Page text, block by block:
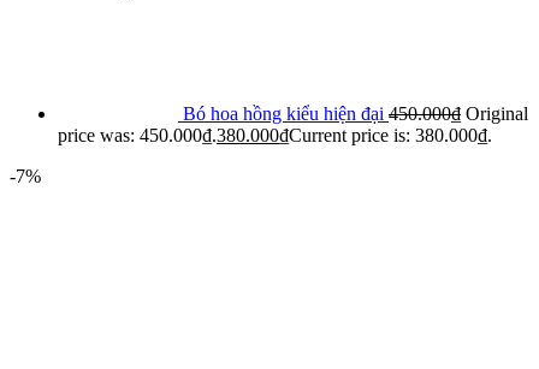
Bó hoa hồng kiểu hiện đại 450.000₫ Original
price was: 450.000₫.380.000₫Current price is: 380.000₫.
-7%